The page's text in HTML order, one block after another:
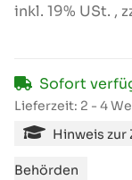
inkl. 19% USt. ,
Sofort
Lieferzeit: 2 - 4
Hinweis zur
Behörden